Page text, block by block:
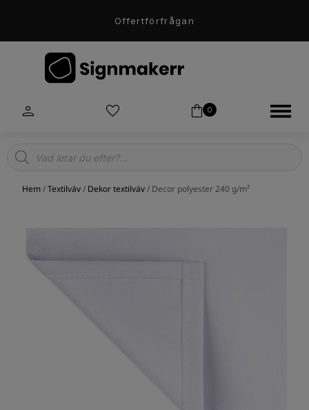
Offertförfrågan
0
Products
search
Hem/Textilväv/ Dekor textilväv/ Decor polyester 240 g/m²